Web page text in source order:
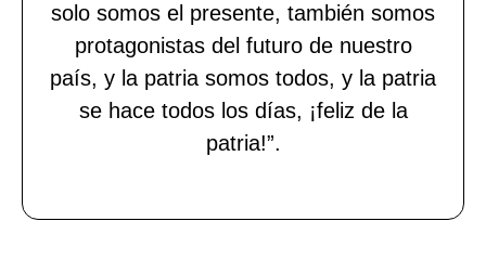
solo somos el presente, también somos
protagonistas del futuro de nuestro
país, y la patria somos todos, y la patria
se hace todos los días, ¡feliz de la
patria!”.